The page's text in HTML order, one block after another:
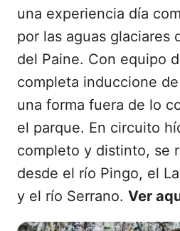
una experiencia día
por las aguas glaciares
del Paine. Con equipo
completa induccione
una forma fuera de lo
el parque. En circuito
completo y distinto, se
desde el río Pingo, el
y el río Serrano. Ver